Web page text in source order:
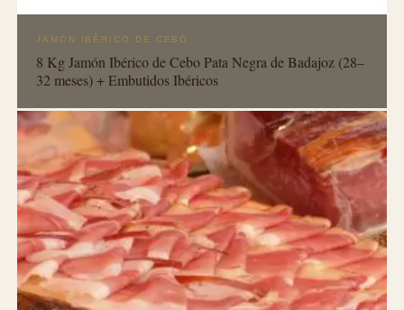
JAMÓN IBÉRICO DE CEBO
8 Kg Jamón Ibérico de Cebo Pata Negra de Badajoz (28–
32 meses) + Embutidos Ibéricos